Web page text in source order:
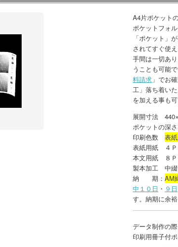
A4片ポケット
ポケットフォ
「ポケット」
されてすぐ使
手間は一切あ
うことも可能
料請求 」でお
工」落ち着い
を加える事も
展開寸法
ポケットの深
印刷色数 表
表紙用紙 ４
本文用紙 ８
製本加工 中綴
納 期： AM
中１０日 ・ ９日
す。納期に余
データ制作の
印刷用冊子付